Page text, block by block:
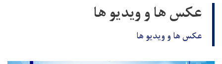
عکس ها و ویدیو ها
عکس ها و ویدیو ها